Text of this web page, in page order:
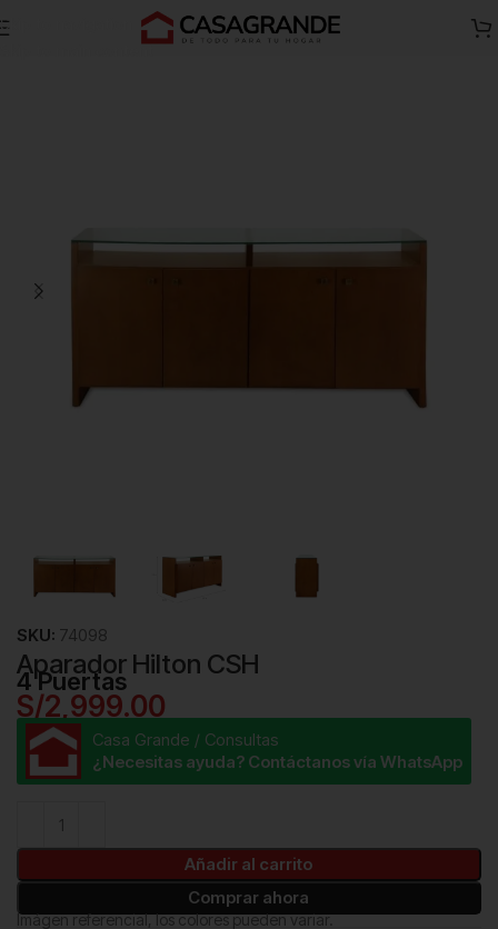
Skip to navigation
Skip to main content
Comedores y Juegos de comedor Aparadores para comedor
Aparador Hilton CSH
SKU: 74098
4 Puertas
S/2,999.00
Casa Grande / Consultas
¿Necesitas ayuda? Contáctanos vía WhatsApp
Añadir al carrito
Comprar ahora
Imágen referencial, los colores pueden variar.